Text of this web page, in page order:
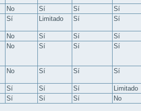
No Sí Sí Sí
Sí Limitado Sí Sí
No Sí Sí Sí
No Sí Sí Sí
No Sí Sí Sí
Sí Sí Sí Limitado
Sí Sí Sí No